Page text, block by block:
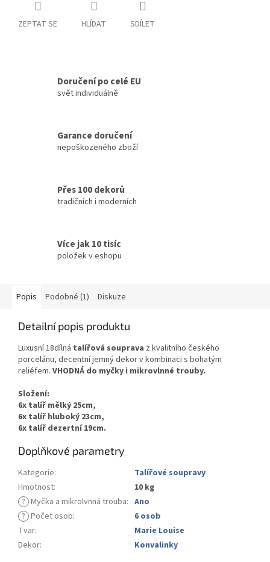
ZEPTAT SE HLÍDAT SDÍLET
Doručení po celé EU
svět individuálně
Garance doručení
nepoškozeného zboží
Přes 100 dekorů
tradičních i moderních
Více jak 10 tisíc
položek v eshopu
Popis Podobné (1) Diskuze
Detailní popis produktu
Luxusní 18dílná talířová souprava z kvalitního českého
porcelánu, decentní jemný dekor v kombinaci s bohatým
reliéfem. VHODNÁ do myčky i mikrovlnné trouby.
Složení:
6x talíř mělký 25cm,
6x talíř hluboký 23cm,
6x talíř dezertní 19cm.
Doplňkové parametry
Kategorie:
Talířové soupravy
Hmotnost:
10 kg
? Myčka a mikrolvnná trouba: Ano
? Počet osob:
6 osob
Tvar:
Marie Louise
Dekor: Konvalinky